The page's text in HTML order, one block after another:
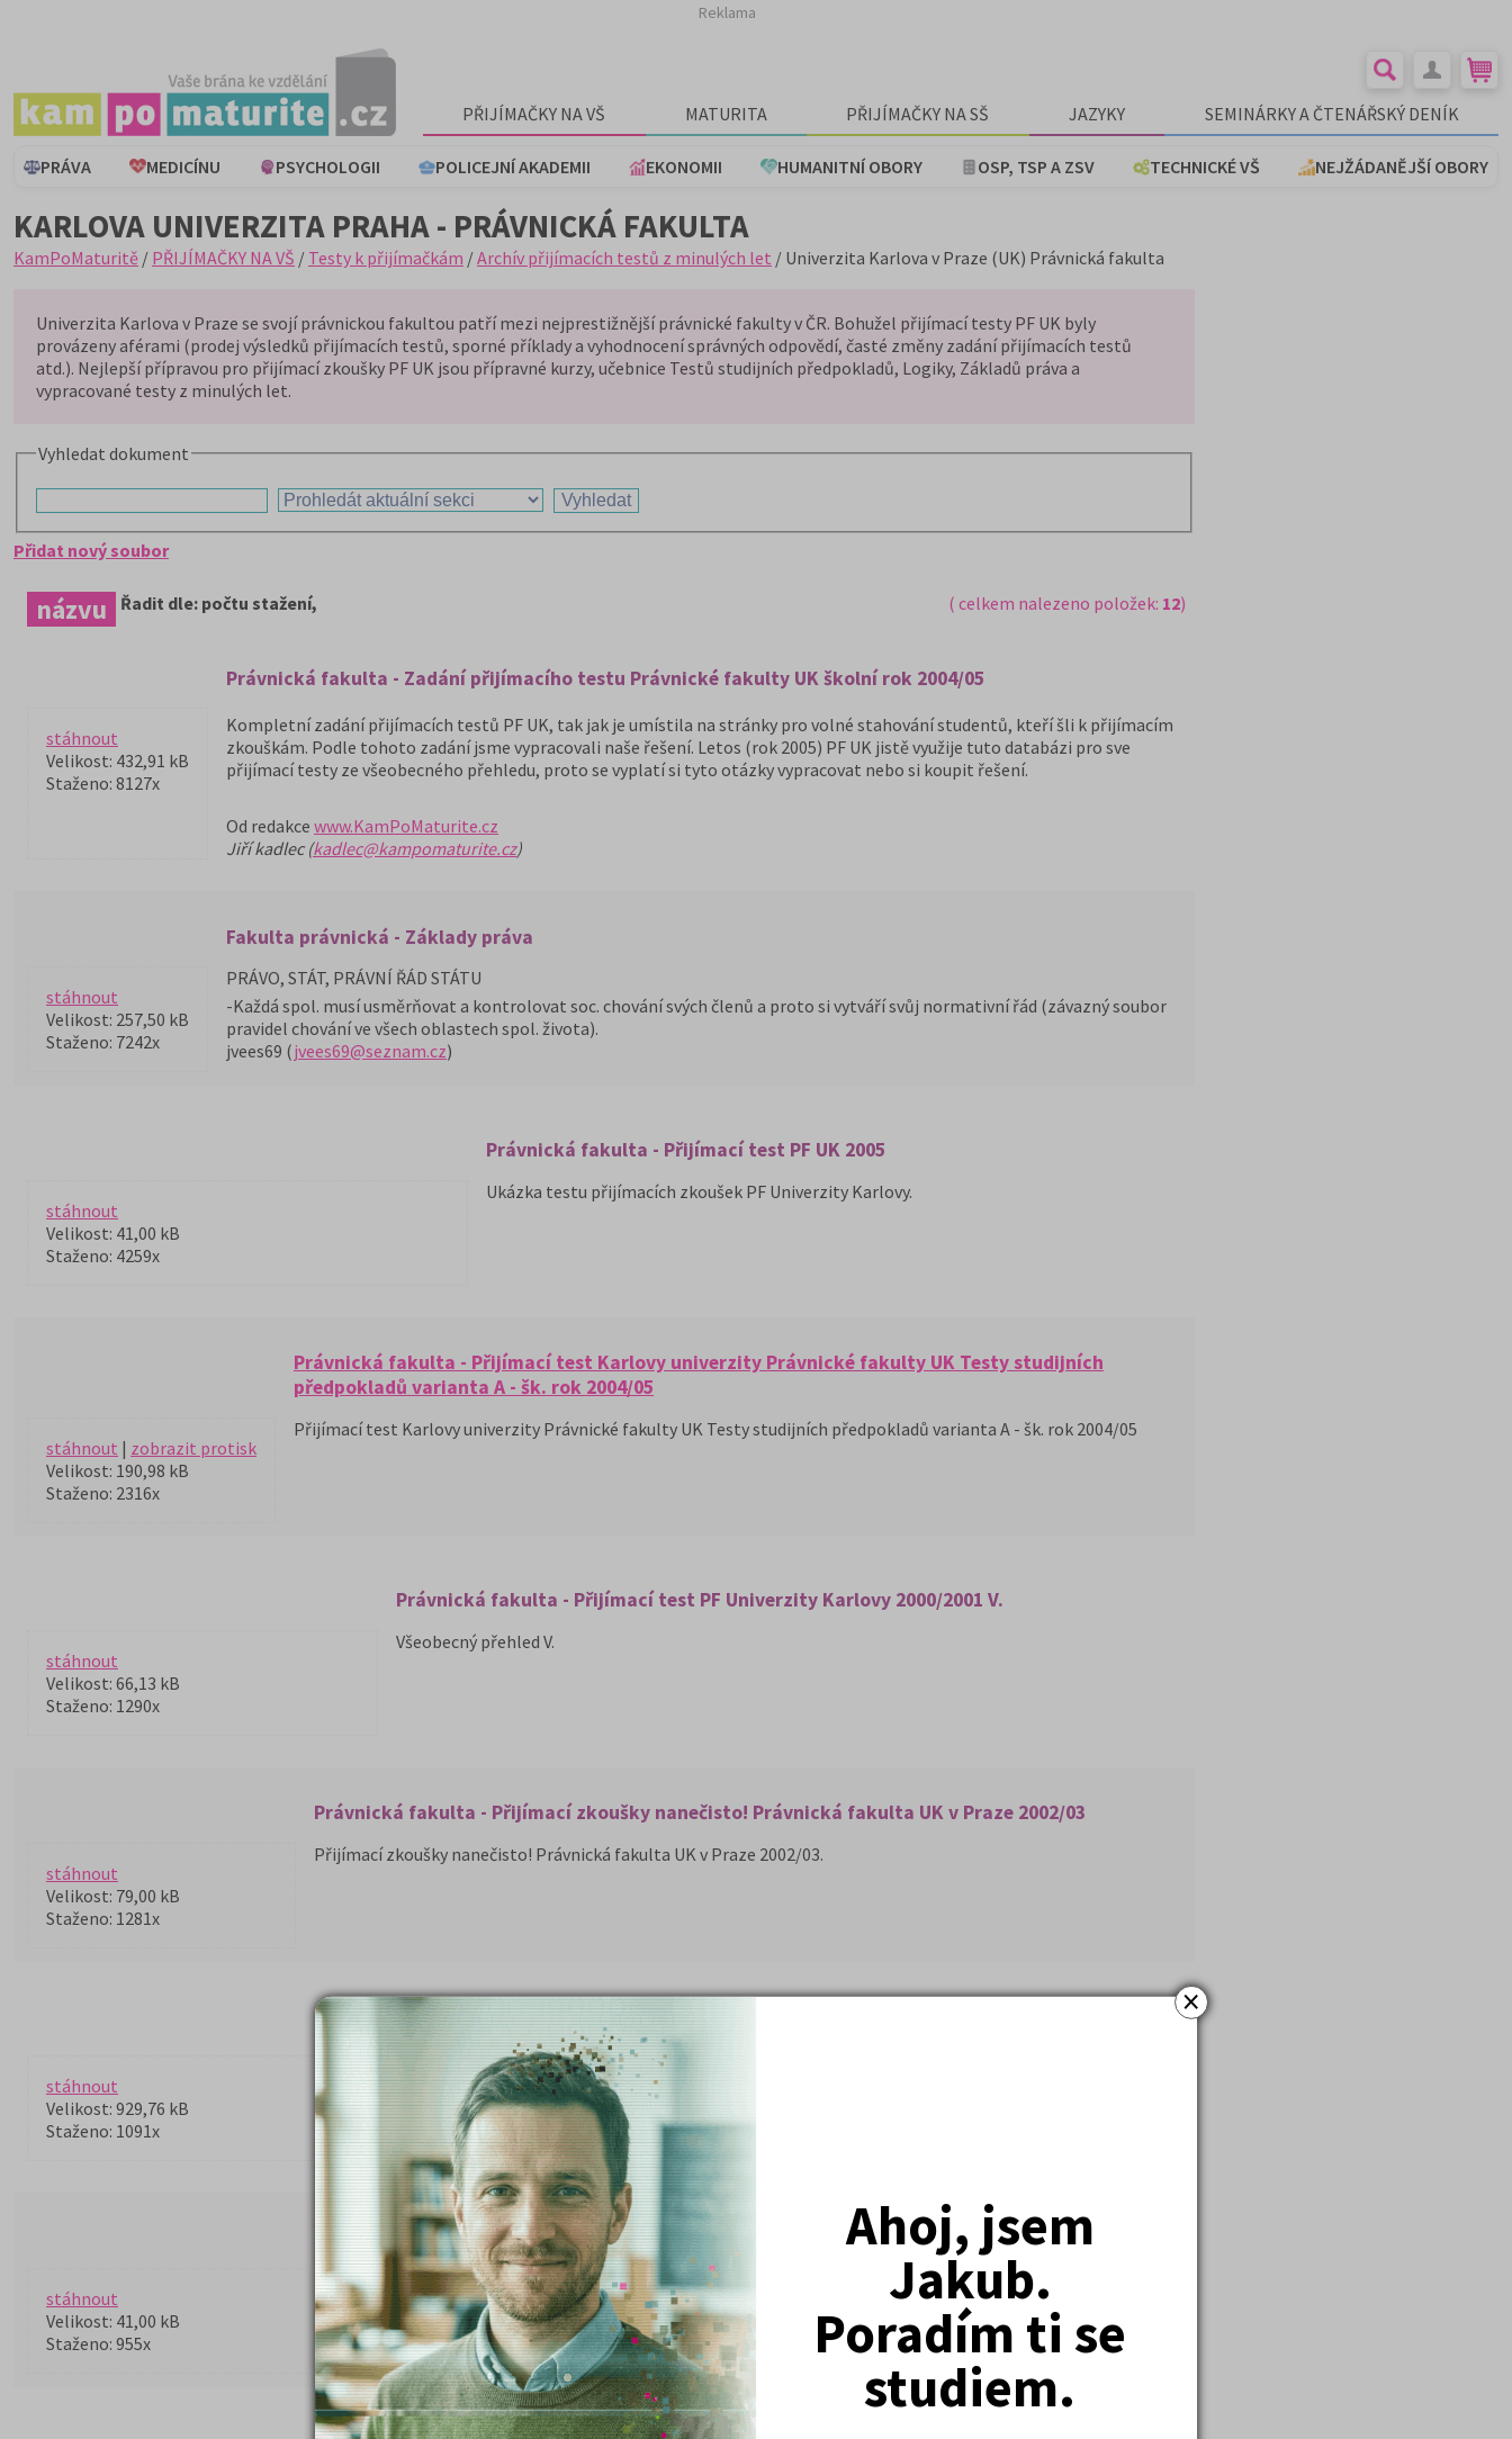
×
Ahoj, jsem
Jakub.
Poradím ti se
studiem.
Reklama
PŘIJÍMAČKY NA VŠ MATURITA PŘIJÍMAČKY NA SŠ JAZYKY SEMINÁRKY A ČTENÁŘSKÝ DENÍK
PRÁVA MEDICÍNU PSYCHOLOGII POLICEJNÍ AKADEMII EKONOMII HUMANITNÍ OBORY OSP, TSP A ZSV TECHNICKÉ VŠ NEJŽÁDANĚJŠÍ OBORY
KARLOVA UNIVERZITA PRAHA - PRÁVNICKÁ FAKULTA
KamPoMaturitě / PŘIJÍMAČKY NA VŠ / Testy k přijímačkám /Archív přijímacích testů z minulých let / Univerzita Karlova v Praze (UK) Právnická fakulta
Univerzita Karlova v Praze se svojí právnickou fakultou patří mezi nejprestižnější právnické fakulty v ČR. Bohužel přijímací testy PF UK byly
provázeny aférami (prodej výsledků přijímacích testů, sporné příklady a vyhodnocení správných odpovědí, časté změny zadání přijímacích testů
atd.). Nejlepší přípravou pro přijímací zkoušky PF UK jsou přípravné kurzy, učebnice Testů studijních předpokladů, Logiky, Základů práva a
vypracované testy z minulých let.
Vyhledat dokument
Přidat nový soubor
( celkem nalezeno položek: 12)
Řadit dle: počtu stažení,
názvu
Právnická fakulta - Zadání přijímacího testu Právnické fakulty UK školní rok 2004/05
Kompletní zadání přijímacích testů PF UK, tak jak je umístila na stránky pro volné stahování studentů, kteří šli k přijímacím
zkouškám. Podle tohoto zadání jsme vypracovali naše řešení. Letos (rok 2005) PF UK jistě využije tuto databázi pro sve
přijímací testy ze všeobecného přehledu, proto se vyplatí si tyto otázky vypracovat nebo si koupit řešení.
Od redakce www.KamPoMaturite.cz
Jiří kadlec (kadlec@kampomaturite.cz)
stáhnout
Velikost: 432,91 kB
Staženo: 8127x
Fakulta právnická - Základy práva
PRÁVO, STÁT, PRÁVNÍ ŘÁD STÁTU
-Každá spol. musí usměrňovat a kontrolovat soc. chování svých členů a proto si vytváří svůj normativní řád (závazný soubor
pravidel chování ve všech oblastech spol. života).
jvees69 (jvees69@seznam.cz)
stáhnout
Velikost: 257,50 kB
Staženo: 7242x
Právnická fakulta - Přijímací test PF UK 2005
Ukázka testu přijímacích zkoušek PF Univerzity Karlovy.
stáhnout
Velikost: 41,00 kB
Staženo: 4259x
Právnická fakulta - Přijímací test Karlovy univerzity Právnické fakulty UK Testy studijních
předpokladů varianta A - šk. rok 2004/05
Přijímací test Karlovy univerzity Právnické fakulty UK Testy studijních předpokladů varianta A - šk. rok 2004/05
stáhnout | zobrazit protisk
Velikost: 190,98 kB
Staženo: 2316x
Právnická fakulta - Přijímací test PF Univerzity Karlovy 2000/2001 V.
Všeobecný přehled V.
stáhnout
Velikost: 66,13 kB
Staženo: 1290x
Právnická fakulta - Přijímací zkoušky nanečisto! Právnická fakulta UK v Praze 2002/03
Přijímací zkoušky nanečisto! Právnická fakulta UK v Praze 2002/03.
stáhnout
Velikost: 79,00 kB
Staženo: 1281x
Právnická fakulta - Přijímací test Univerzity Karlovy pro rok 2003/2004
Otázky k příjimacím zkouškám právnické fakulty, pro akademický rok 2003/2004.
stáhnout
Velikost: 929,76 kB
Staženo: 1091x
Právnická fakulta - Chyby v otázkách logiky - sylogismy PF Univerzity Karlovy 2004
Otázky k příjímacím zkouškám na právnickou fakultu.
stáhnout
Velikost: 41,00 kB
Staženo: 955x